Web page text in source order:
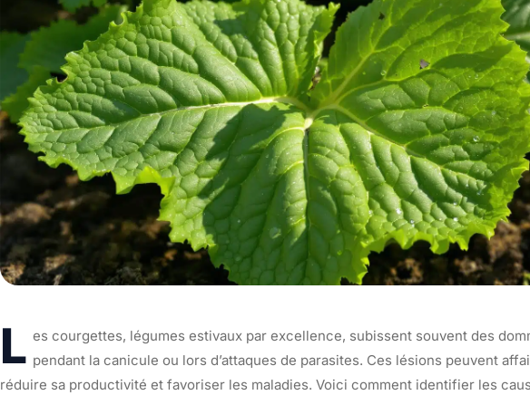
L es courgettes, légumes estivaux par excellence, subissent souvent des
pendant la canicule ou lors d’attaques de parasites. Ces lésions peuvent
réduire sa productivité et favoriser les maladies. Voici comment identifier les